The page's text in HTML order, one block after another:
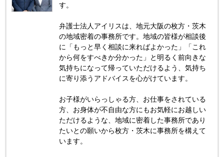
す。
弁護士法人アイリスは、地元大阪の枚方・茨木
の地域密着の事務所です。地域の皆様が相談後
に「もっと早く相談に来ればよかった」「これ
から何をすべきか分かった」と明るく前向きな
気持ちになって帰っていただけるよう、気持ち
に寄り添うアドバイスを心がけています。
お子様がいらっしゃる方、お仕事をされている
方、お身体が不自由な方にもお気軽にお越しい
ただけるような、地域に密着した事務所であり
たいとの願いから枚方・茨木に事務所を構えて
います。